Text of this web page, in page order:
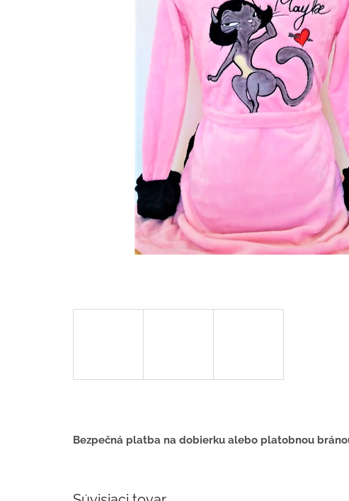
Bezpečná platba na dobierku alebo platobnou